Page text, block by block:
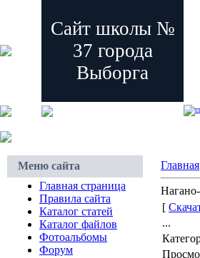
Сайт школы №
37 города
Выборга
Меню сайта
Главная страница
Правила сайта
Каталог статей
Каталог файлов
Фотоальбомы
Форум
Главная
[
...